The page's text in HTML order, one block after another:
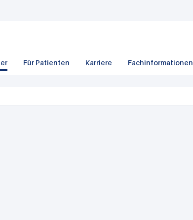
Für Patienten Karriere Fachinformationen